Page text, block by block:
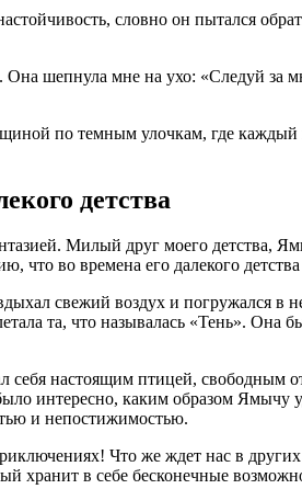
словно он пытался
шепнула мне на ухо: «Следуй за
по темным улочкам, где
детства
Милый друг моего детства,
во времена его далекого детства
свежий воздух и погружался в
та, что называлась «Тень».
себя настоящим птицей,
интересно, каким образом Ямычу
и непостижимостью.
Что же ждет нас в
хранит в себе бесконечные